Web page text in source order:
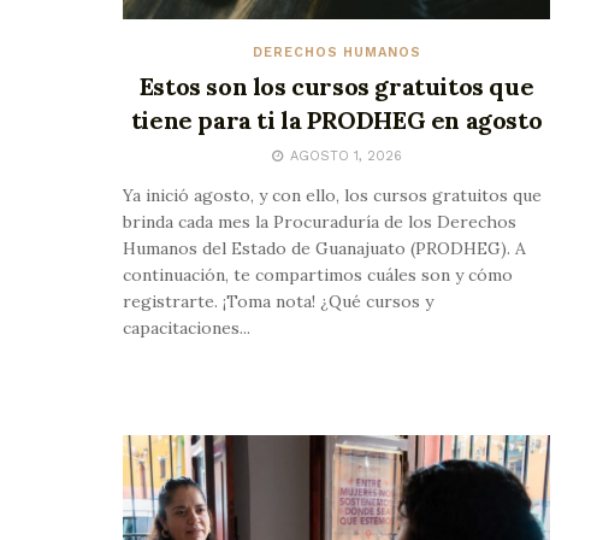
DERECHOS HUMANOS
Estos son los cursos gratuitos que
tiene para ti la PRODHEG en agosto
AGOSTO 1, 2026
Ya inició agosto, y con ello, los cursos gratuitos que
brinda cada mes la Procuraduría de los Derechos
Humanos del Estado de Guanajuato (PRODHEG). A
continuación, te compartimos cuáles son y cómo
registrarte. ¡Toma nota! ¿Qué cursos y
capacitaciones...